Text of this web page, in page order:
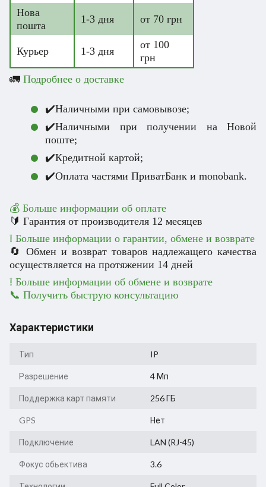
Нова
пошта
1-3 дня от 70 грн
Курьер 1-3 дня
от 100
грн
🚛 Подробнее о доставке
✔️Наличными при самовывозе;
✔️Наличными при получении на Новой
поште;
✔️Кредитной картой;
✔️Оплата частями ПриватБанк и monobank.
💰 Больше информации об оплате
🔰 Гарантия от производителя 12 месяцев
❕ Больше информации о гарантии, обмене и возврате
🔄 Обмен и возврат товаров надлежащего качества
осуществляется на протяжении 14 дней
❕ Больше информации об обмене и возврате
📞 Получить быструю консультацию
Характеристики
Тип IP
Разрешение 4 Мп
Поддержка карт памяти 256 ГБ
GPS Нет
Подключение LAN (RJ-45)
Фокус обьектива 3.6